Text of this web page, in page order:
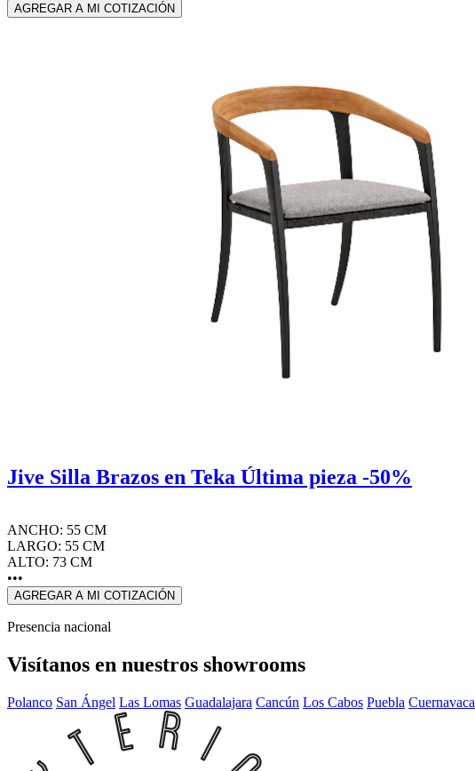
AGREGAR A MI COTIZACIÓN
Jive Silla Brazos en Teka Última pieza -50%
ANCHO: 55 CM
LARGO: 55 CM
ALTO: 73 CM
•••
AGREGAR A MI COTIZACIÓN
Presencia nacional
Visítanos en nuestros showrooms
Polanco San Ángel Las Lomas Guadalajara Cancún Los Cabos Puebla Cuernavaca